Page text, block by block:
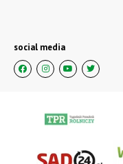
social media